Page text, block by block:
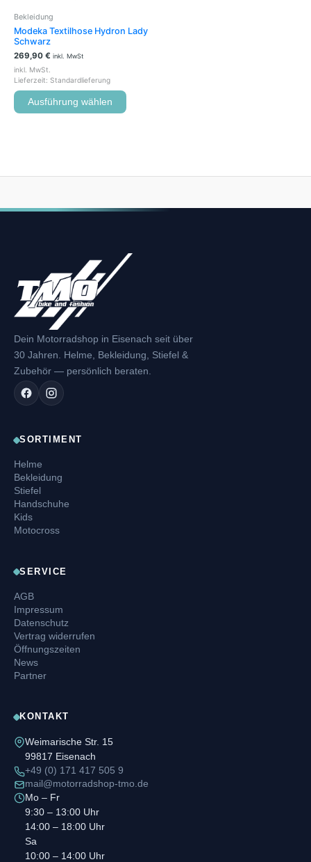
Bekleidung
Modeka Textilhose Hydron Lady
Schwarz
269,90 € inkl. MwSt
inkl. MwSt.
Lieferzeit: Standardlieferung
Ausführung wählen
gewählt
Dein Motorradshop in Eisenach seit über
30 Jahren. Helme, Bekleidung, Stiefel &
Zubehör — persönlich beraten.
SORTIMENT
Helme
Bekleidung
Stiefel
Handschuhe
Kids
Motocross
SERVICE
AGB
Impressum
Datenschutz
Vertrag widerrufen
Öffnungszeiten
News
Partner
KONTAKT
Weimarische Str. 15
99817 Eisenach
+49 (0) 171 417 505 9
mail@motorradshop-tmo.de
Mo – Fr
9:30 – 13:00 Uhr
14:00 – 18:00 Uhr
Sa
10:00 – 14:00 Uhr